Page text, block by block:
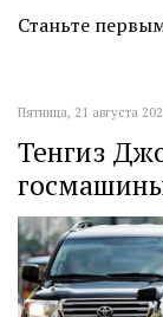
Станьте
Пятница, 21 августа
Тенгиз